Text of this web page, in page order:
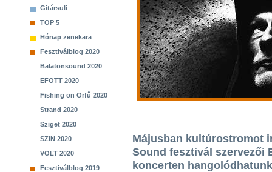
Gitársuli
TOP 5
Hónap zenekara
Fesztiválblog 2020
Balatonsound 2020
EFOTT 2020
Fishing on Orfű 2020
Strand 2020
Sziget 2020
SZIN 2020
VOLT 2020
Fesztiválblog 2019
Májusban kultúrostromot
Sound fesztivál szervezői
koncerten